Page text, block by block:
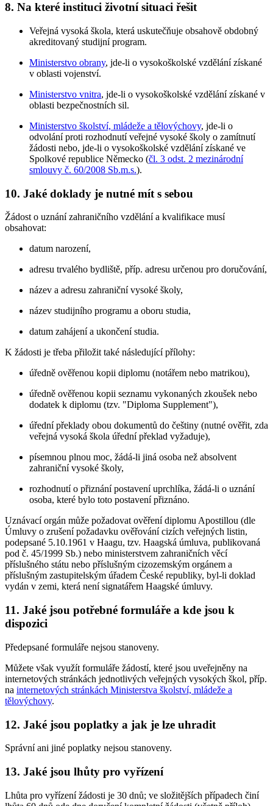
8. Na které instituci životní situaci řešit
Veřejná vysoká škola, která uskutečňuje obsahově obdobný
akreditovaný studijní program.
Ministerstvo obrany, jde-li o vysokoškolské vzdělání získané
v oblasti vojenství.
Ministerstvo vnitra, jde-li o vysokoškolské vzdělání získané v
oblasti bezpečnostních sil.
Ministerstvo školství, mládeže a tělovýchovy, jde-li o
odvolání proti rozhodnutí veřejné vysoké školy o zamítnutí
žádosti nebo, jde-li o vysokoškolské vzdělání získané ve
Spolkové republice Německo (čl. 3 odst. 2 mezinárodní
smlouvy č. 60/2008 Sb.m.s.).
10. Jaké doklady je nutné mít s sebou
Žádost o uznání zahraničního vzdělání a kvalifikace musí
obsahovat:
datum narození,
adresu trvalého bydliště, příp. adresu určenou pro doručování,
název a adresu zahraniční vysoké školy,
název studijního programu a oboru studia,
datum zahájení a ukončení studia.
K žádosti je třeba přiložit také následující přílohy:
úředně ověřenou kopii diplomu (notářem nebo matrikou),
úředně ověřenou kopii seznamu vykonaných zkoušek nebo
dodatek k diplomu (tzv. "Diploma Supplement"),
úřední překlady obou dokumentů do češtiny (nutné ověřit, zda
veřejná vysoká škola úřední překlad vyžaduje),
písemnou plnou moc, žádá-li jiná osoba než absolvent
zahraniční vysoké školy,
rozhodnutí o přiznání postavení uprchlíka, žádá-li o uznání
osoba, které bylo toto postavení přiznáno.
Uznávací orgán může požadovat ověření diplomu Apostillou (dle
Úmluvy o zrušení požadavku ověřování cizích veřejných listin,
podepsané 5.10.1961 v Haagu, tzv. Haagská úmluva, publikovaná
pod č. 45/1999 Sb.) nebo ministerstvem zahraničních věcí
příslušného státu nebo příslušným cizozemským orgánem a
příslušným zastupitelským úřadem České republiky, byl-li doklad
vydán v zemi, která není signatářem Haagské úmluvy.
11. Jaké jsou potřebné formuláře a kde jsou k
dispozici
Předepsané formuláře nejsou stanoveny.
Můžete však využít formuláře žádostí, které jsou uveřejněny na
internetových stránkách jednotlivých veřejných vysokých škol, příp.
na internetových stránkách Ministerstva školství, mládeže a
tělovýchovy.
12. Jaké jsou poplatky a jak je lze uhradit
Správní ani jiné poplatky nejsou stanoveny.
13. Jaké jsou lhůty pro vyřízení
Lhůta pro vyřízení žádosti je 30 dnů; ve složitějších případech činí